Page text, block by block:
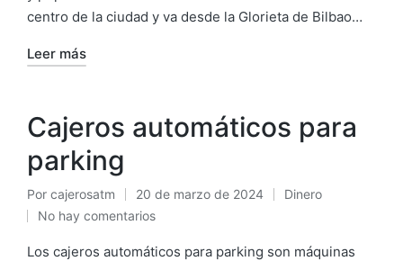
centro de la ciudad y va desde la Glorieta de Bilbao…
Leer más
Cajeros automáticos para
parking
Publicado
por
Por cajerosatm 20 de marzo de 2024
Publicado
Dinero
No hay comentarios
Los cajeros automáticos para parking son máquinas